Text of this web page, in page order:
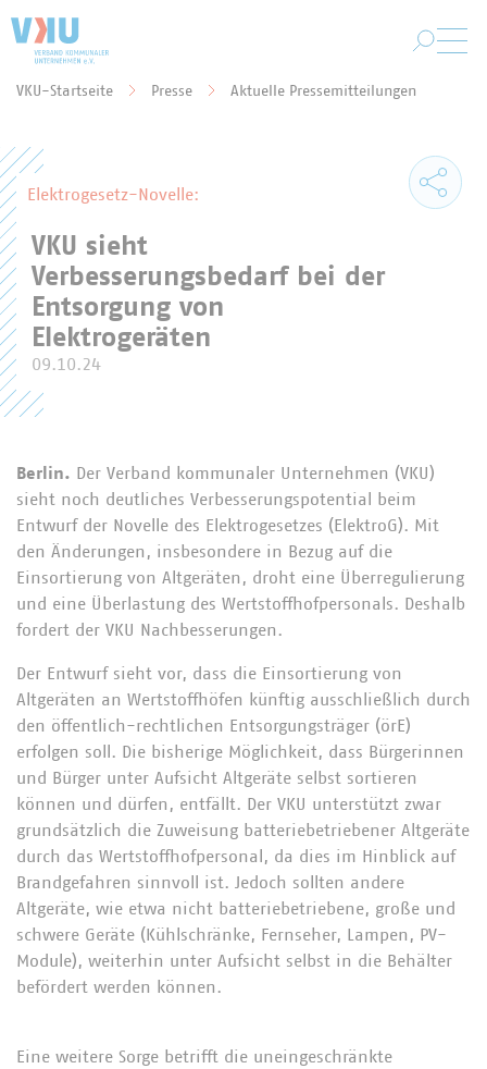
VKU-Startseite Presse Aktuelle Pressemitteilungen
Elektrogesetz-Novelle:
VKU sieht
Verbesserungsbedarf bei der
Entsorgung von
Elektrogeräten
09.10.24
Berlin. Der Verband kommunaler Unternehmen (VKU)
sieht noch deutliches Verbesserungspotential beim
Entwurf der Novelle des Elektrogesetzes (ElektroG). Mit
den Änderungen, insbesondere in Bezug auf die
Einsortierung von Altgeräten, droht eine Überregulierung
und eine Überlastung des Wertstoffhofpersonals. Deshalb
fordert der VKU Nachbesserungen.
Der Entwurf sieht vor, dass die Einsortierung von
Altgeräten an Wertstoffhöfen künftig ausschließlich durch
den öffentlich-rechtlichen Entsorgungsträger (örE)
erfolgen soll. Die bisherige Möglichkeit, dass Bürgerinnen
und Bürger unter Aufsicht Altgeräte selbst sortieren
können und dürfen, entfällt. Der VKU unterstützt zwar
grundsätzlich die Zuweisung batteriebetriebener Altgeräte
durch das Wertstoffhofpersonal, da dies im Hinblick auf
Brandgefahren sinnvoll ist. Jedoch sollten andere
Altgeräte, wie etwa nicht batteriebetriebene, große und
schwere Geräte (Kühlschränke, Fernseher, Lampen, PV-
Module), weiterhin unter Aufsicht selbst in die Behälter
befördert werden können.
Eine weitere Sorge betrifft die uneingeschränkte